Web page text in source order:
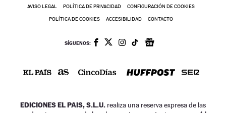
AVISO LEGAL POLÍTICA DE PRIVACIDAD CONFIGURACIÓN DE COOKIES
POLÍTICA DE COOKIES ACCESIBILIDAD CONTACTO
SÍGUENOS:
EDICIONES EL PAIS, S.L.U. realiza una reserva expresa de las